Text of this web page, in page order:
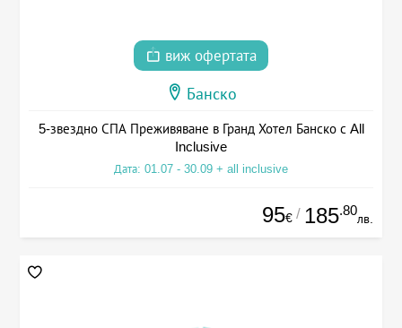
виж офертата
Банско
5-звездно СПА Преживяване в Гранд Хотел Банско с All
Inclusive
Дата: 01.07 - 30.09 + all inclusive
95€ / 185.80
лв.